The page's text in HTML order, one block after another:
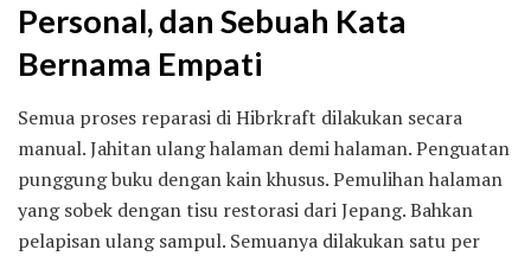
Personal, dan Sebuah Kata
Bernama Empati
Semua proses reparasi di Hibrkraft dilakukan secara
manual. Jahitan ulang halaman demi halaman. Penguatan
punggung buku dengan kain khusus. Pemulihan halaman
yang sobek dengan tisu restorasi dari Jepang. Bahkan
pelapisan ulang sampul. Semuanya dilakukan satu per